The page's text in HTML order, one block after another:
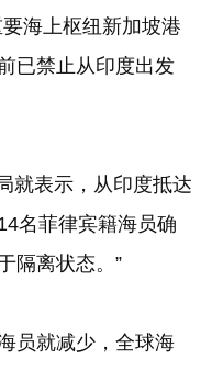
海上枢纽新加坡港
已禁止从印度出发
就表示，从印度抵达
名菲律宾籍海员确
隔离状态。”
员就减少，全球海